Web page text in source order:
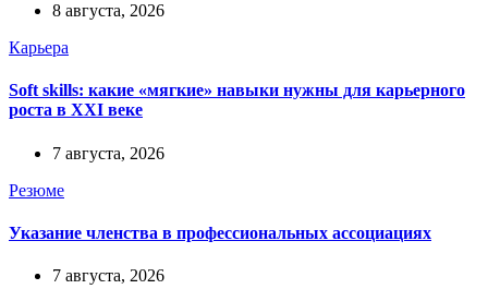
8 августа, 2026
Карьера
Soft skills: какие «мягкие» навыки нужны для карьерного
роста в XXI веке
7 августа, 2026
Резюме
Указание членства в профессиональных ассоциациях
7 августа, 2026